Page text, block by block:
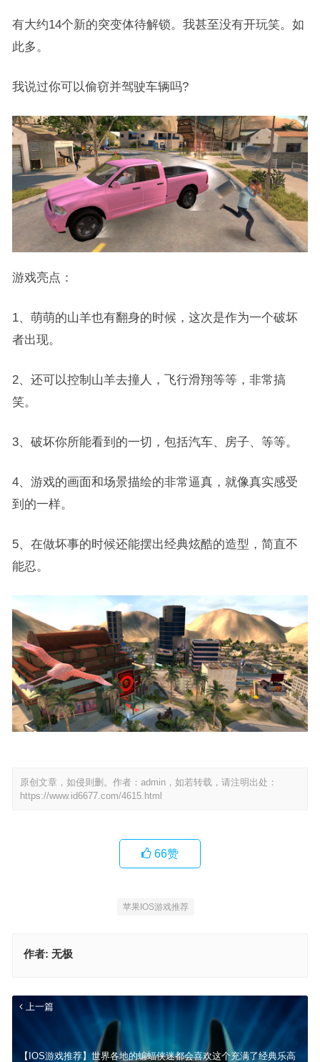
有大约14个新的突变体待解锁。我甚至没有开玩笑。如
此多。
我说过你可以偷窃并驾驶车辆吗?
游戏亮点：
1、萌萌的山羊也有翻身的时候，这次是作为一个破坏
者出现。
2、还可以控制山羊去撞人，飞行滑翔等等，非常搞
笑。
3、破坏你所能看到的一切，包括汽车、房子、等等。
4、游戏的画面和场景描绘的非常逼真，就像真实感受
到的一样。
5、在做坏事的时候还能摆出经典炫酷的造型，简直不
能忍。
原创文章，如侵则删。作者：admin，如若转载，请注明出处：
https://www.id6677.com/4615.html
66赞
苹果IOS游戏推荐
作者: 无极
上一篇
【IOS游戏推荐】世界各地的蝙蝠侠迷都会喜欢这个充满了经典乐高